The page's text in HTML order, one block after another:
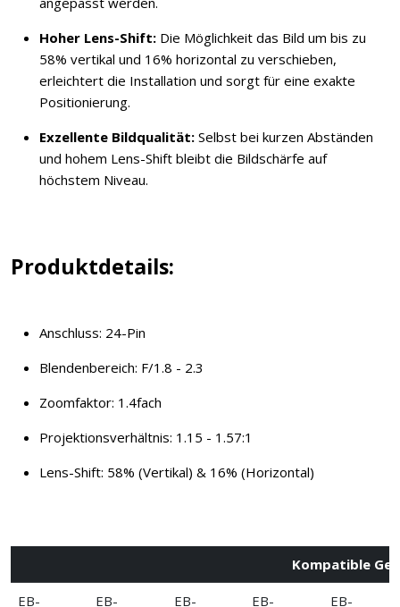
Hoher Lens-Shift: Die Möglichkeit das Bild um bis zu
58% vertikal und 16% horizontal zu verschieben,
erleichtert die Installation und sorgt für eine exakte
Positionierung.
Exzellente Bildqualität: Selbst bei kurzen Abständen
und hohem Lens-Shift bleibt die Bildschärfe auf
höchstem Niveau.
Produktdetails:
Anschluss: 24-Pin
Blendenbereich: F/1.8 - 2.3
Zoomfaktor: 1.4fach
Projektionsverhältnis: 1.15 - 1.57:1
Lens-Shift: 58% (Vertikal) & 16% (Horizontal)
Kompatible
EB-
EB-
EB-
EB-
EB-